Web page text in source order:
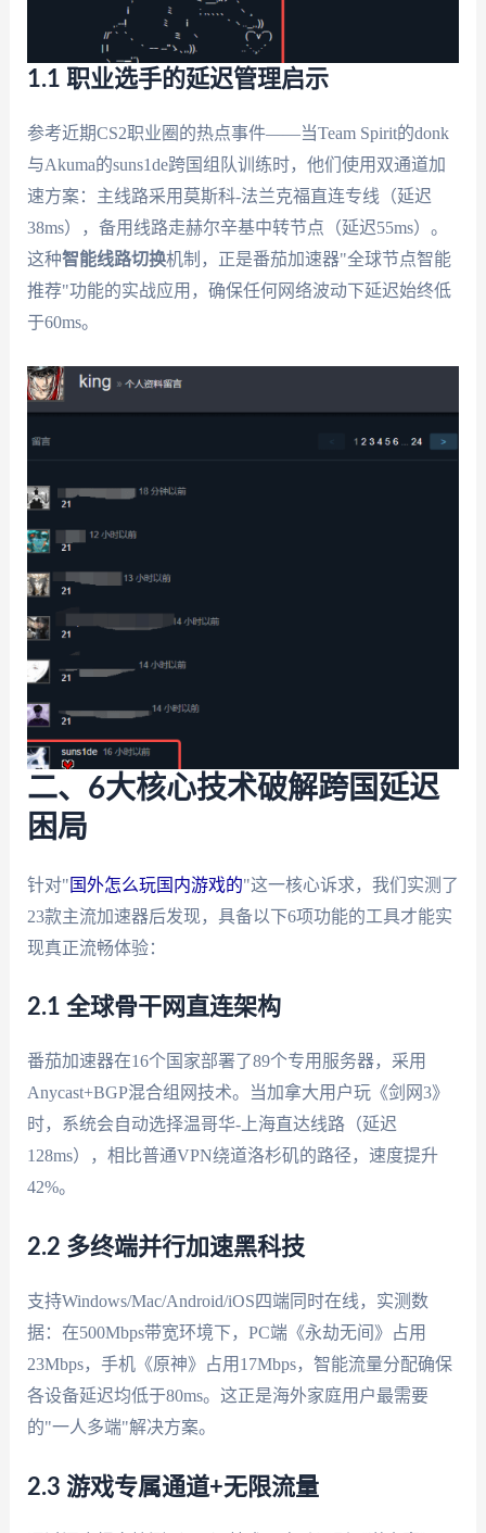
1.1 职业选手的延迟管理启示
参考近期CS2职业圈的热点事件——当Team Spirit的donk
与Akuma的suns1de跨国组队训练时，他们使用双通道加
速方案：主线路采用莫斯科-法兰克福直连专线（延迟
38ms），备用线路走赫尔辛基中转节点（延迟55ms）。
这种智能线路切换机制，正是番茄加速器"全球节点智能
推荐"功能的实战应用，确保任何网络波动下延迟始终低
于60ms。
二、6大核心技术破解跨国延迟
困局
针对" 国外怎么玩国内游戏的"这一核心诉求，我们实测了
23款主流加速器后发现，具备以下6项功能的工具才能实
现真正流畅体验：
2.1 全球骨干网直连架构
番茄加速器在16个国家部署了89个专用服务器，采用
Anycast+BGP混合组网技术。当加拿大用户玩《剑网3》
时，系统会自动选择温哥华-上海直达线路（延迟
128ms），相比普通VPN绕道洛杉矶的路径，速度提升
42%。
2.2 多终端并行加速黑科技
支持Windows/Mac/Android/iOS四端同时在线，实测数
据：在500Mbps带宽环境下，PC端《永劫无间》占用
23Mbps，手机《原神》占用17Mbps，智能流量分配确保
各设备延迟均低于80ms。这正是海外家庭用户最需要
的"一人多端"解决方案。
2.3 游戏专属通道+无限流量